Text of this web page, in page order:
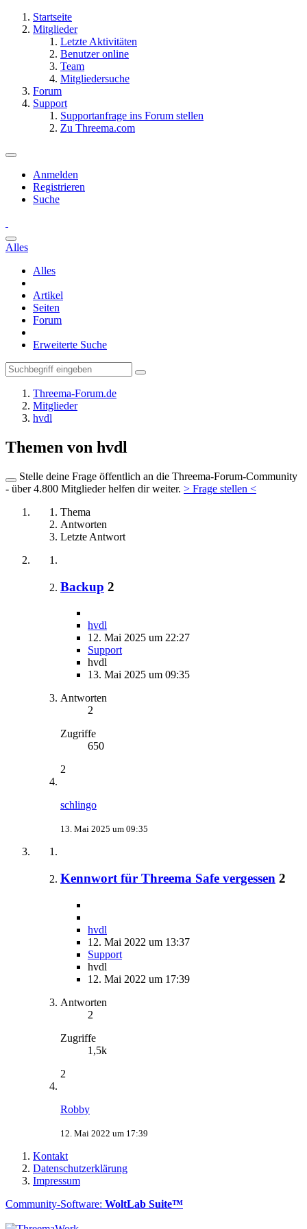
Startseite
Mitglieder
Letzte Aktivitäten
Benutzer online
Team
Mitgliedersuche
Forum
Support
Supportanfrage ins Forum stellen
Zu Threema.com
Anmelden
Registrieren
Suche
Alles
Alles
Artikel
Seiten
Forum
Erweiterte Suche
Threema-Forum.de
Mitglieder
hvdl
Themen von hvdl
Stelle deine Frage öffentlich an die Threema-Forum-Community
- über 4.800 Mitglieder helfen dir weiter. > Frage stellen <
Thema
Antworten
Letzte Antwort
Backup 2
hvdl
12. Mai 2025 um 22:27
Support
hvdl
13. Mai 2025 um 09:35
Antworten
2
Zugriffe
650
2
schlingo
13. Mai 2025 um 09:35
Kennwort für Threema Safe vergessen 2
hvdl
12. Mai 2022 um 13:37
Support
hvdl
12. Mai 2022 um 17:39
Antworten
2
Zugriffe
1,5k
2
Robby
12. Mai 2022 um 17:39
Kontakt
Datenschutzerklärung
Impressum
Community-Software: WoltLab Suite™